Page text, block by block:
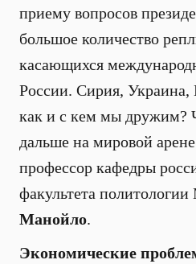
приему вопросов
большое количество
касающихся
России. Сирия,
как и с кем мы дружим?
дальше на мировой
профессор кафедры
факультета
Манойло.
Экономические